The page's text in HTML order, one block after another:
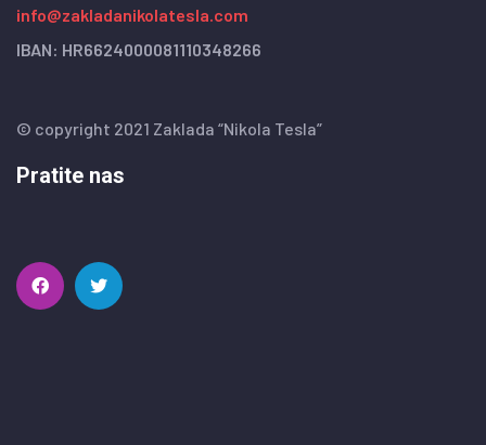
info@zakladanikolatesla.com
IBAN: HR6624000081110348266
© copyright 2021 Zaklada “Nikola Tesla”
Pratite nas